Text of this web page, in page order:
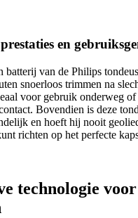
en
batterij van de Philips
snoerloos trimmen na
voor gebruik onderweg of
Bovendien is deze
en hoeft hij nooit
richten op het perfecte
technologie voor